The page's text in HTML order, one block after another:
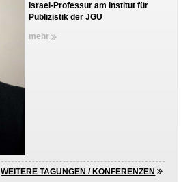
Israel-Professur am Institut für
Publizistik der JGU
mehr
WEITERE TAGUNGEN / KONFERENZEN